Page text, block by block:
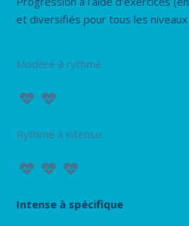
et diversifiés pour tous les niveaux
Modéré à rythmé
Rythmé à intense
Intense à spécifique